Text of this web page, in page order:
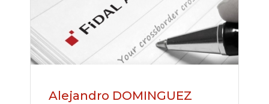
Alejandro DOMINGUEZ